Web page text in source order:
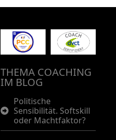
THEMA COACHING
IM BLOG
Politische
Sensibilität. Softskill
oder Machtfaktor?